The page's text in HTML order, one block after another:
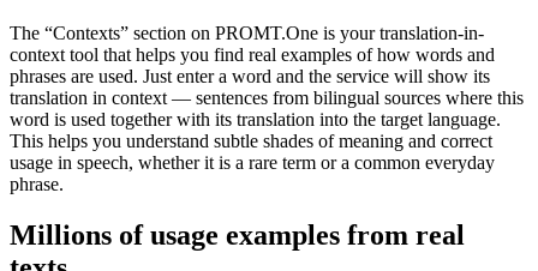
The “Contexts” section on PROMT.One is your translation-in-
context tool that helps you find real examples of how words and
phrases are used. Just enter a word and the service will show its
translation in context — sentences from bilingual sources where this
word is used together with its translation into the target language.
This helps you understand subtle shades of meaning and correct
usage in speech, whether it is a rare term or a common everyday
phrase.
Millions of usage examples from real